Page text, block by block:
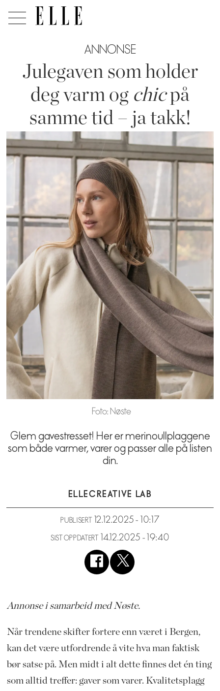
ANNONSE
Julegaven som holder
deg varm og chicpå
samme tid – ja takk!
Foto: Nøste
Glem gavestresset! Her er merinoullplaggene
som både varmer, varer og passer alle på listen
din.
ELLECREATIVE LAB
PUBLISERT 12.12.2025 - 10:17
SIST OPPDATERT 14.12.2025 - 19:40
Annonse i samarbeid med Nøste.
Når trendene skifter fortere enn været i Bergen,
kan det være utfordrende å vite hva man faktisk
bør satse på. Men midt i alt dette finnes det én ting
som alltid treffer: gaver som varer. Kvalitetsplagg